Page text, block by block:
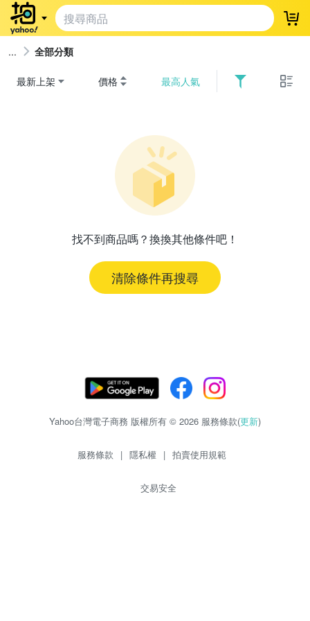
登
全部分類
最新上架 價格 最高人氣
找不到商品嗎？換換其他條件吧！
清除條件再搜尋
Yahoo台灣電子商務 版權所有 © 2026 服務條款(更新)
服務條款 | 隱私權 | 拍賣使用規範
交易安全